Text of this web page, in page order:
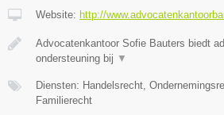
Website: http://
Advocatenkantoor Sofie Bauters biedt
ondersteuning bij ▼
Diensten: Handelsrecht,
Familierecht